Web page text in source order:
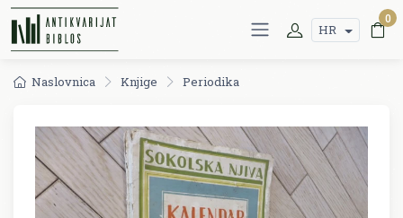
HR
0
Naslovnica Knjige Periodika